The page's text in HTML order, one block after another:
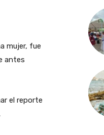
mujer, fue
antes
el reporte